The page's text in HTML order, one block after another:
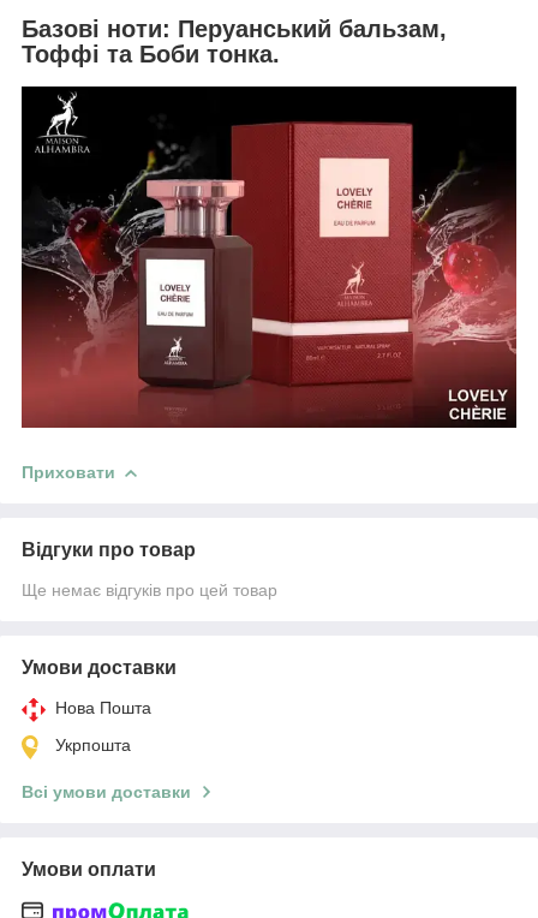
Базові ноти: Перуанський бальзам,
Тоффі та Боби тонка.
Приховати
Відгуки про товар
Ще немає відгуків про цей товар
Умови доставки
Нова Пошта
Укрпошта
Всі умови доставки
Умови оплати